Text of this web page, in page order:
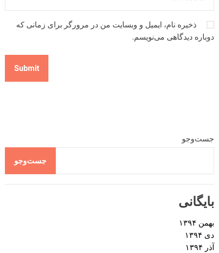
ذخیره نام، ایمیل و وبسایت من در مرورگر برای زمانی که
دوباره دیدگاهی می‌نویسم.
جست‌وجو
جست‌وجو
بایگانی
بهمن ۱۳۹۴
دی ۱۳۹۴
آذر ۱۳۹۴